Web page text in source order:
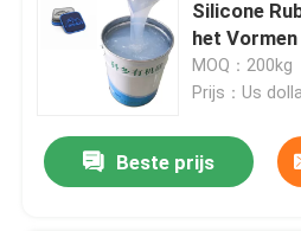
Vloeibaar Vormend Silicone
Sokkensilicone
Silicone
het Vormen
MOQ：200kg
Prijs：Us
Beste prijs